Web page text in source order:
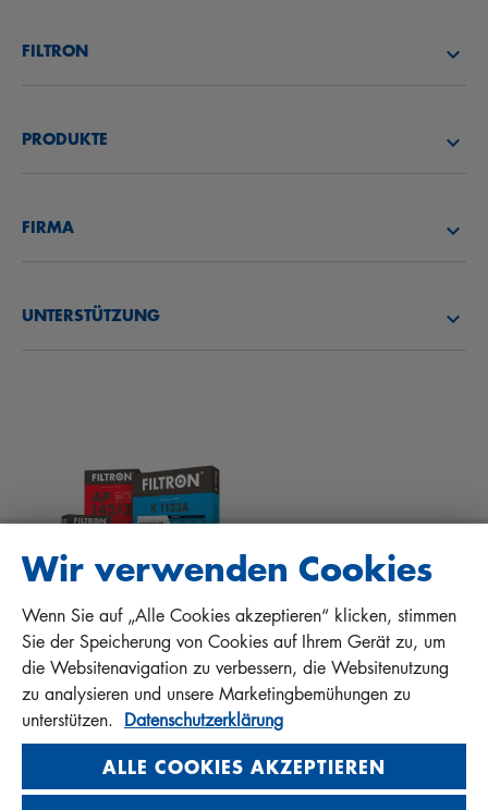
FILTRON
PRODUKTE
PROTECT+
FIRMA
UNTERSTÜTZUNG
FAQ
MANN+HUMMEL FT Poland
Sp. z o. o. Sp. k.
ul. Wrocławska 145, 63-800 GOSTYŃ, POLAND
Privacy Statement
Imprint
Wir verwenden Cookies
Wenn Sie auf „Alle Cookies akzeptieren“ klicken, stimmen
Sie der Speicherung von Cookies auf Ihrem Gerät zu, um
die Websitenavigation zu verbessern, die Websitenutzung
zu analysieren und unsere Marketingbemühungen zu
unterstützen. Datenschutzerklärung
ALLE COOKIES AKZEPTIEREN